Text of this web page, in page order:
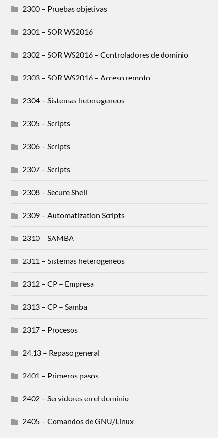
2300 – Pruebas objetivas
2301 – SOR WS2016
2302 – SOR WS2016 – Controladores de dominio
2303 – SOR WS2016 – Acceso remoto
2304 – Sistemas heterogeneos
2305 – Scripts
2306 – Scripts
2307 – Scripts
2308 – Secure Shell
2309 – Automatization Scripts
2310 – SAMBA
2311 – Sistemas heterogeneos
2312 – CP – Empresa
2313 – CP – Samba
2317 – Procesos
24.13 – Repaso general
2401 – Primeros pasos
2402 – Servidores en el dominio
2405 – Comandos de GNU/Linux